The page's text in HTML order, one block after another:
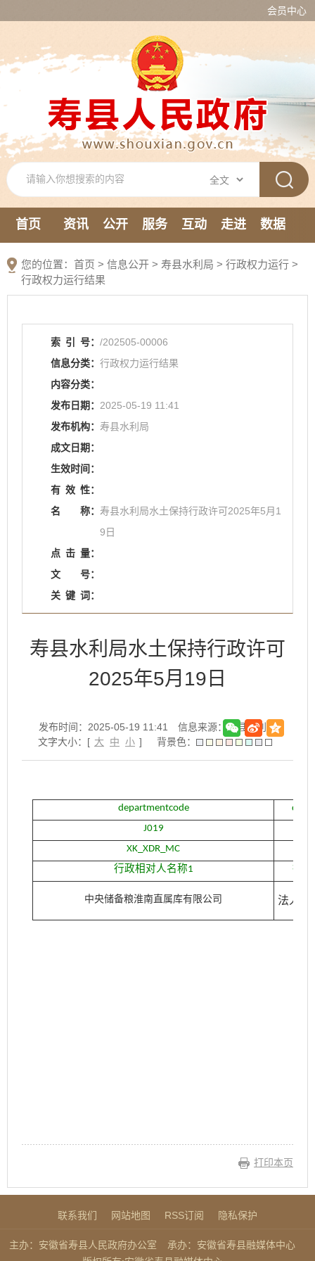
会员中心
首页 资讯 公开 服务 互动 走进
数据
您的位置： 首页 > 信息公开 > 寿县水利局 > 行政权力运行 >
行政权力运行结果
索 引 号： /202505-00006
信息分类： 行政权力运行结果
内容分类：
发布日期： 2025-05-19 11:41
发布机构： 寿县水利局
成文日期：
生效时间：
有 效 性：
名
称： 寿县水利局水土保持行政许可2025年5月1
9日
点 击 量：
文
号：
关 键 词：
寿县水利局水土保持行政许可
2025年5月19日
发布时间：2025-05-19 11:41
信息来源：寿县水利局
文字大小：[ 大 中 小 ] 背景色：
departmentcode
J019
XK_XDR_MC
行政相对人名称1
行
中央储备粮淮南直属库有限公司 法人及
打印本页
联系我们 网站地图 RSS订阅 隐私保护
主办：安徽省寿县人民政府办公室
承办：安徽省寿县融媒体中心